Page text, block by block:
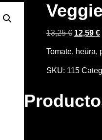
Veggie
13,25€ 12,59 €
Tomate, heüra,
SKU: 115